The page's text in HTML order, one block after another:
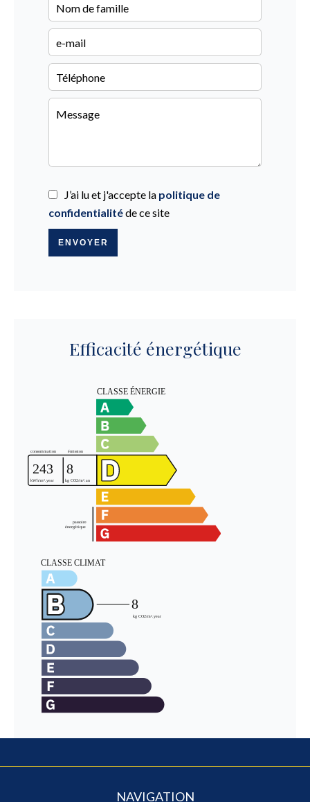
J’ai lu et j'accepte la politique de
confidentialitéde ce site
ENVOYER
Efficacité énergétique
NAVIGATION